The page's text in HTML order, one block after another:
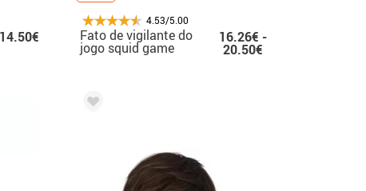
14.50€
4.53/5.00
Fato de vigilante do
jogo squid game
infantil
16.26€ -
20.50€